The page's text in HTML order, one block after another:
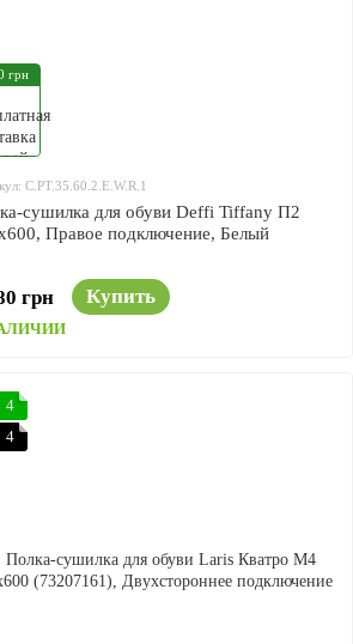
грн
C.PT.35.60.2.E.W.R.1
сушилка для обуви Deffi Tiffany П2
Правое подключение, Белый
грн Купить
4
4